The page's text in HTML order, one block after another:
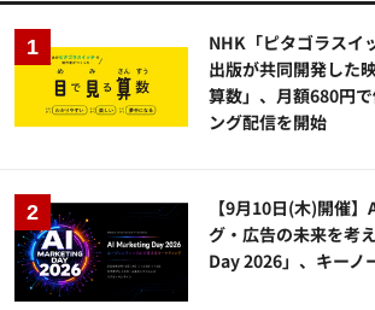
NHK「ピタゴラスイ
出版が共同開発した
算数」、月額680円
ング配信を開始
【9月10日(木)開催
グ・広告の未来を考
Day 2026」、キーノ